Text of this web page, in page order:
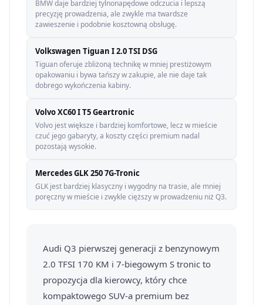
BMW daje bardziej tylnonapędowe odczucia i lepszą
precyzję prowadzenia, ale zwykle ma twardsze
zawieszenie i podobnie kosztowną obsługę.
Volkswagen Tiguan I 2.0 TSI DSG
Tiguan oferuje zbliżoną technikę w mniej prestiżowym
opakowaniu i bywa tańszy w zakupie, ale nie daje tak
dobrego wykończenia kabiny.
Volvo XC60 I T5 Geartronic
Volvo jest większe i bardziej komfortowe, lecz w mieście
czuć jego gabaryty, a koszty części premium nadal
pozostają wysokie.
Mercedes GLK 250 7G-Tronic
GLK jest bardziej klasyczny i wygodny na trasie, ale mniej
poręczny w mieście i zwykle cięższy w prowadzeniu niż Q3.
Audi Q3 pierwszej generacji z benzynowym
2.0 TFSI 170 KM i 7-biegowym S tronic to
propozycja dla kierowcy, który chce
kompaktowego SUV-a premium bez